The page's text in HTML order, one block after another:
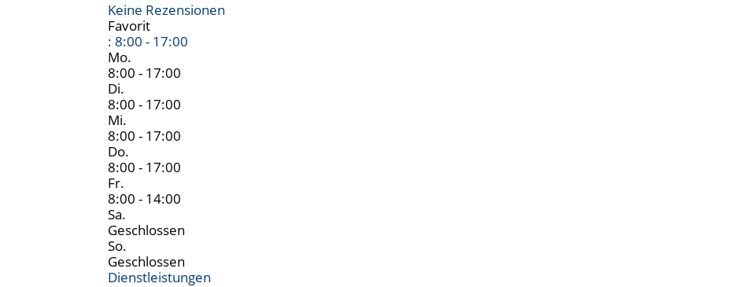
Keine Rezensionen
Favorit
: 8:00 - 17:00
Mo.
8:00 - 17:00
Di.
8:00 - 17:00
Mi.
8:00 - 17:00
Do.
8:00 - 17:00
Fr.
8:00 - 14:00
Sa.
Geschlossen
So.
Geschlossen
Dienstleistungen